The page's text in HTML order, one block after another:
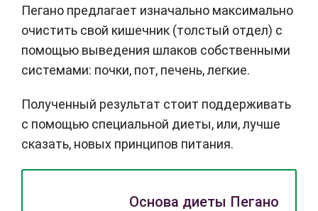
Пегано предлагает изначально максимально
очистить свой кишечник (толстый отдел) с
помощью выведения шлаков собственными
системами: почки, пот, печень, легкие.
Полученный результат стоит поддерживать
с помощью специальной диеты, или, лучше
сказать, новых принципов питания.
Основа диеты Пегано